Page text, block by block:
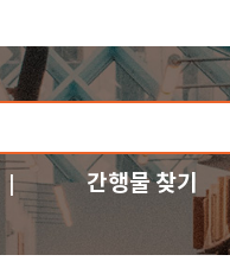
간행물 찾기